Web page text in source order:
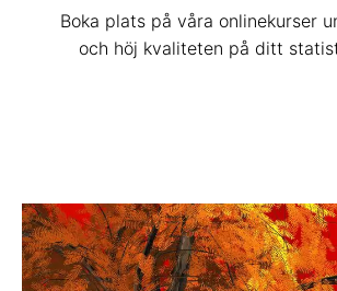
Boka plats på våra onlinekurser
och höj kvaliteten på ditt